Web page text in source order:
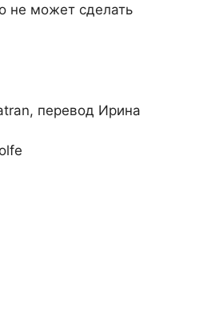
не может сделать
перевод Ирина